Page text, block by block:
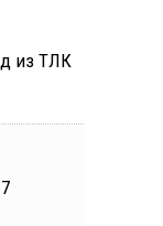
из ТЛК